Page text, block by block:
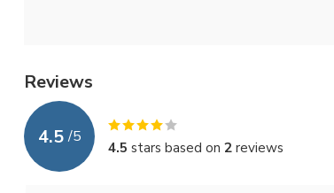
Reviews
4.5 /5
4.5 stars based on 2reviews